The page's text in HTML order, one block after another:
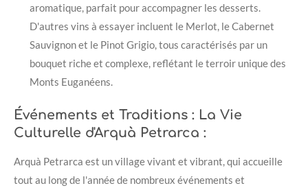
aromatique, parfait pour accompagner les desserts.
D'autres vins à essayer incluent le Merlot, le Cabernet
Sauvignon et le Pinot Grigio, tous caractérisés par un
bouquet riche et complexe, reflétant le terroir unique des
Monts Euganéens.
Événements et Traditions : La Vie
Culturelle d'Arquà Petrarca :
Arquà Petrarca est un village vivant et vibrant, qui accueille
tout au long de l'année de nombreux événements et